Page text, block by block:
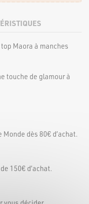
Maora à manches
touche de glamour à
dès 80€ d’achat.
150€ d’achat.